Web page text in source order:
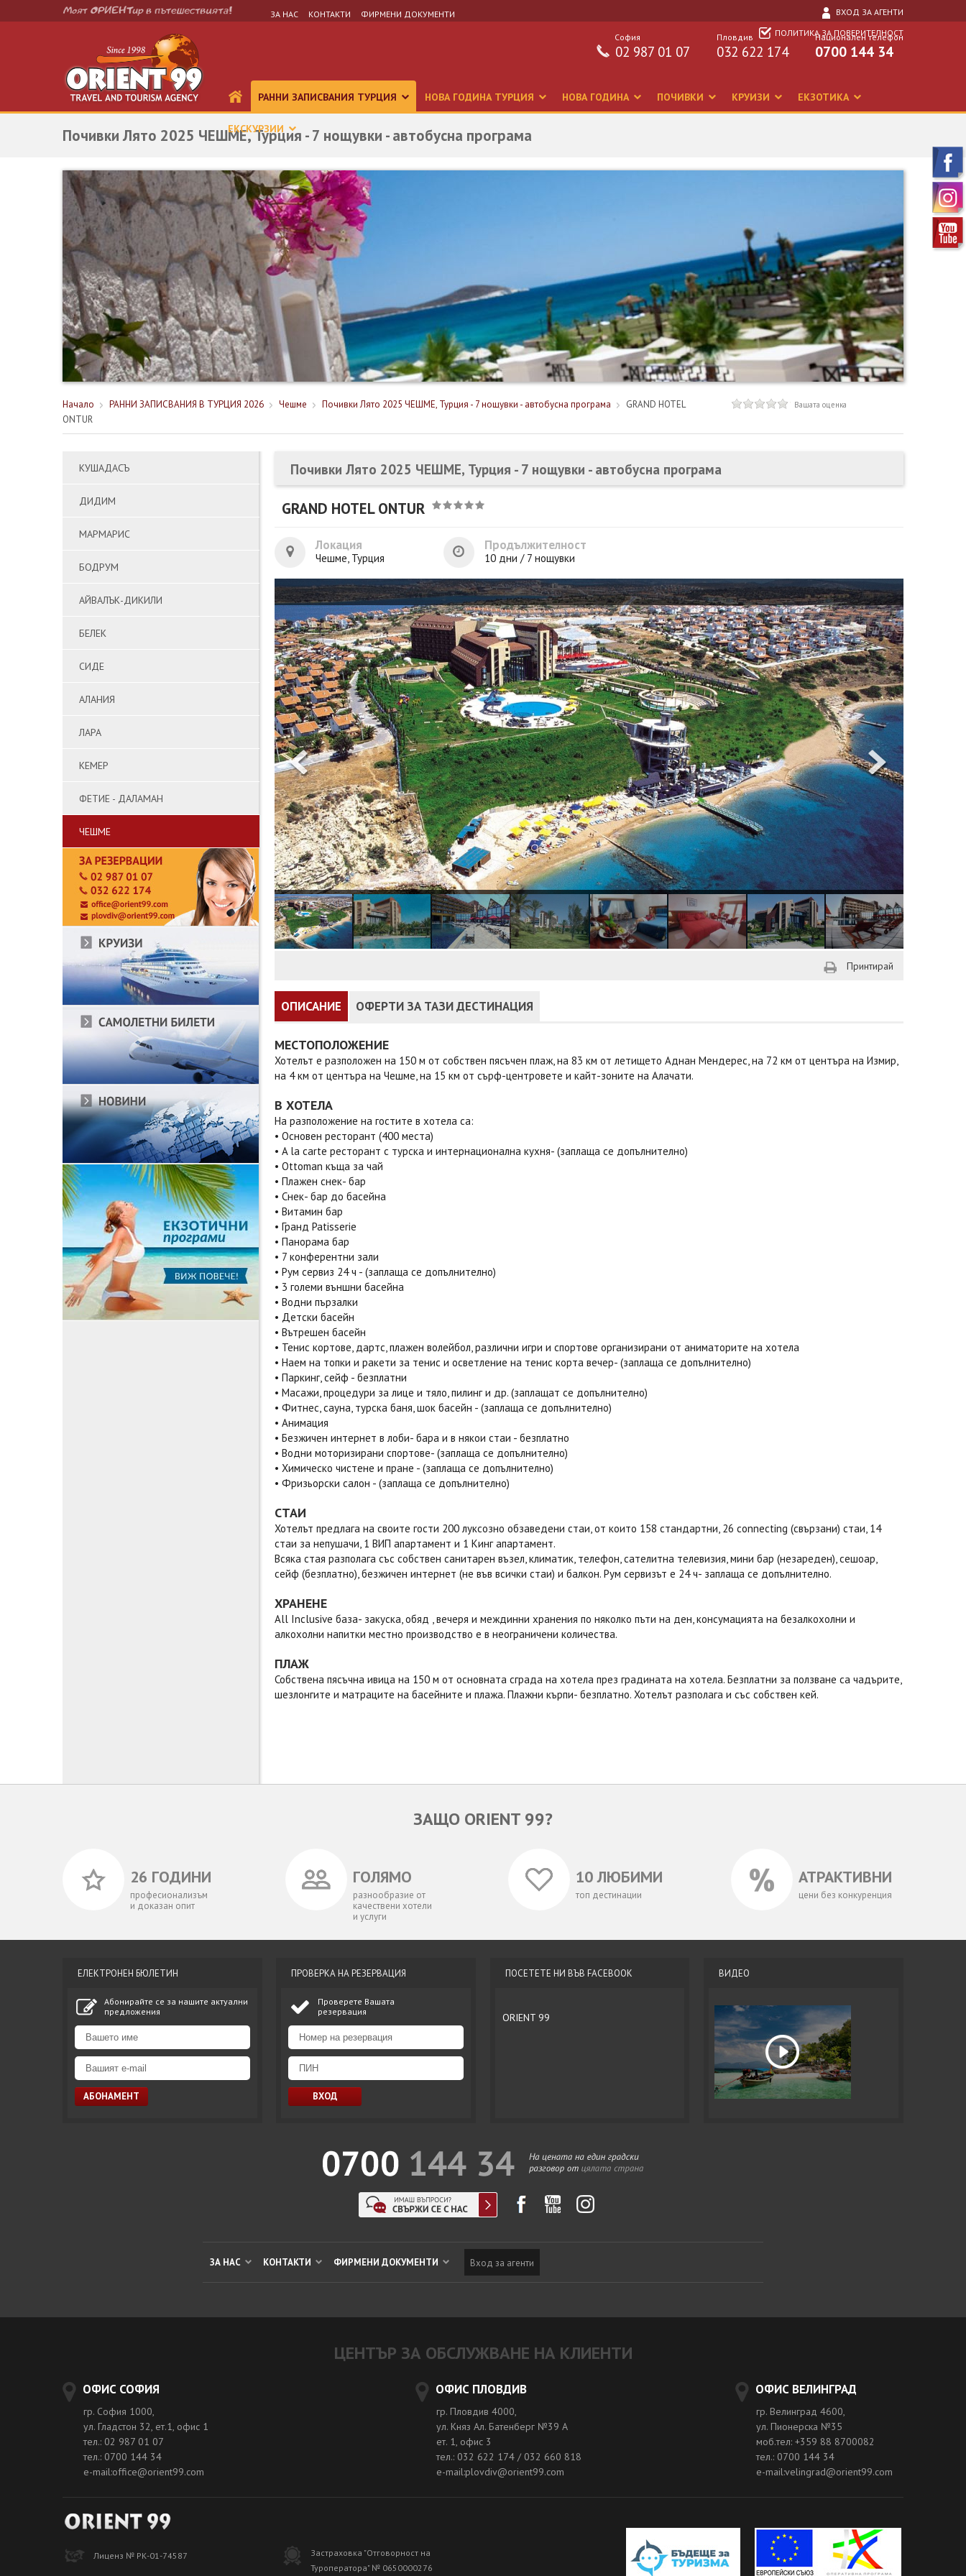
ЗА НАС КОНТАКТИ ФИРМЕНИ ДОКУМЕНТИ
ВХОД ЗА АГЕНТИ
ПОЛИТИКА ЗА ПОВЕРИТЕЛНОСТ
Национален телефон
0700 144 34
Пловдив
032 622 174
София
02 987 01 07
РАННИ ЗАПИСВАНИЯ ТУРЦИЯ НОВА ГОДИНА ТУРЦИЯ НОВА ГОДИНА ПОЧИВКИ КРУИЗИ ЕКЗОТИКА
ЕКСКУРЗИИ
Почивки Лято 2025 ЧЕШМЕ, Турция - 7 нощувки - автобусна програма
Начало РАННИ ЗАПИСВАНИЯ В ТУРЦИЯ 2026 Чешме Почивки Лято 2025 ЧЕШМЕ, Турция - 7 нощувки - автобусна програма
GRAND HOTEL
ONTUR
Вашата оценка
КУШАДАСЪ
ДИДИМ
МАРМАРИС
БОДРУМ
АЙВАЛЪК-ДИКИЛИ
БЕЛЕК
СИДЕ
АЛАНИЯ
ЛАРА
КЕМЕР
ФЕТИЕ - ДАЛАМАН
ЧЕШМЕ
Почивки Лято 2025 ЧЕШМЕ, Турция - 7 нощувки - автобусна програма
GRAND HOTEL ONTUR
Локация
Чешме, Турция
Продължителност
10 дни / 7 нощувки
Принтирай
ОПИСАНИЕ ОФЕРТИ ЗА ТАЗИ ДЕСТИНАЦИЯ
МЕСТОПОЛОЖЕНИЕ
Хотелът е разположен на 150 м от собствен пясъчен плаж, на 83 км от летището Аднан Мендерес, на 72 км от центъра на Измир,
на 4 км от центъра на Чешме, на 15 км от сърф-центровете и кайт-зоните на Алачати.
В ХОТЕЛА
На разположение на гостите в хотела са:
• Основен ресторант (400 места)
• A la carte ресторант с турска и интернационална кухня- (заплаща се допълнително)
• Ottoman къща за чай
• Плажен снек- бар
• Снек- бар до басейна
• Витамин бар
• Гранд Patisserie
• Панорама бар
• 7 конферентни зали
• Рум сервиз 24 ч - (заплаща се допълнително)
• 3 големи външни басейна
• Водни пързалки
• Детски басейн
• Вътрешен басейн
• Тенис кортове, дартс, плажен волейбол, различни игри и спортове организирани от аниматорите на хотела
• Наем на топки и ракети за тенис и осветление на тенис корта вечер- (заплаща се допълнително)
• Паркинг, сейф - безплатни
• Масажи, процедури за лице и тяло, пилинг и др. (заплащат се допълнително)
• Фитнес, сауна, турска баня, шок басейн - (заплаща се допълнително)
• Анимация
• Безжичен интернет в лоби- бара и в някои стаи - безплатно
• Водни моторизирани спортове- (заплаща се допълнително)
• Химическо чистене и пране - (заплаща се допълнително)
• Фризьорски салон - (заплаща се допълнително)
СТАИ
Хотелът предлага на своите гости 200 луксозно обзаведени стаи, от които 158 стандартни, 26 connecting (свързани) стаи, 14
стаи за непушачи, 1 ВИП апартамент и 1 Кинг апартамент.
Всяка стая разполага със собствен санитарен възел, климатик, телефон, сателитна телевизия, мини бар (незареден), сешоар,
сейф (безплатно), безжичен интернет (не във всички стаи) и балкон. Рум сервизът е 24 ч- заплаща се допълнително.
ХРАНЕНЕ
All Inclusive база- закуска, обяд , вечеря и междинни хранения по няколко пъти на ден, консумацията на безалкохолни и
алкохолни напитки местно производство е в неограничени количества.
ПЛАЖ
Собствена пясъчна ивица на 150 м от основната сграда на хотела през градината на хотела. Безплатни за ползване са чадърите,
шезлонгите и матраците на басейните и плажа. Плажни кърпи- безплатно. Хотелът разполага и със собствен кей.
ЗАЩО ORIENT 99?
26 ГОДИНИ
професионализъм
и доказан опит
ГОЛЯМО
разнообразие от
качествени хотели
и услуги
10 ЛЮБИМИ
топ дестинации
АТРАКТИВНИ
цени без конкуренция
ЕЛЕКТРОНЕН БЮЛЕТИН
Абонирайте се за нашите актуални
предложения
ПРОВЕРКА НА РЕЗЕРВАЦИЯ
Проверете Вашата
резервация
ПОСЕТЕТЕ НИ ВЪВ FACEBOOK
ORIENT 99
ВИДЕО
ЗА НАС КОНТАКТИ ФИРМЕНИ ДОКУМЕНТИ Вход за агенти
ЦЕНТЪР ЗА ОБСЛУЖВАНЕ НА КЛИЕНТИ
ОФИС СОФИЯ
гр. София 1000,
ул. Гладстон 32, ет.1, офис 1
тел.: 02 987 01 07
тел.: 0700 144 34
e-mail:office@orient99.com
ОФИС ПЛОВДИВ
гр. Пловдив 4000,
ул. Княз Ал. Батенберг №39 A
ет. 1, офис 3
тел.: 032 622 174 / 032 660 818
e-mail:plovdiv@orient99.com
ОФИС ВЕЛИНГРАД
гр. Велинград 4600,
ул. Пионерска №35
моб.тел: +359 88 8700082
тел.: 0700 144 34
e-mail:velingrad@orient99.com
Лиценз № РК-01-74587
Застраховка "Отговорност на
Туроператора" № 0650000276